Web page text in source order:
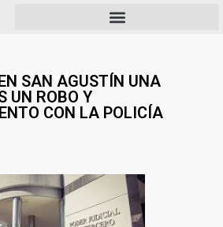
SAN AGUSTÍN UNA
UN ROBO Y
CON LA POLICÍA